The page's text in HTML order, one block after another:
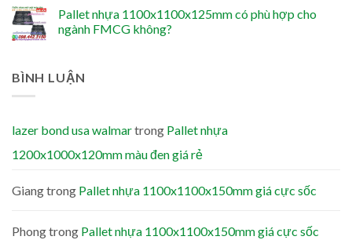
Pallet nhựa 1100x1100x125mm có phù hợp cho
ngành FMCG không?
BÌNH LUẬN
lazer bond usa walmartrong Pallet nhựa
1200x1000x120mm màu đen giá rẻ
Giangtrong Pallet nhựa 1100x1100x150mm giá cực sốc
Phongtrong Pallet nhựa 1100x1100x150mm giá cực sốc